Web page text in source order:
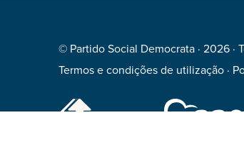
© Partido Social Democrata · 2026 ·
Termos e condições de utilização ·